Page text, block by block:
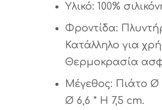
Υλικό: 100%
Φροντίδα:
Κατάλληλο για
Θερμοκρασία
Μέγεθος: Πιάτο Ø
Ø 6,6 * H 7,5 cm.